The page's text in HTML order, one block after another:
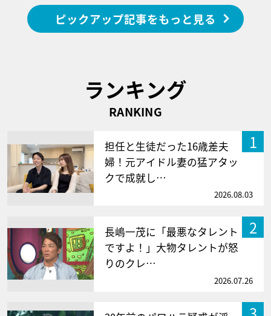
ピックアップ記事をもっと見る
ランキング
RANKING
1
担任と生徒だった16歳差夫
婦！元アイドル妻の猛アタッ
クで成就し…
2026.08.03
2
長嶋一茂に「最悪なタレント
ですよ！」大物タレントが怒
りのクレ…
2026.07.26